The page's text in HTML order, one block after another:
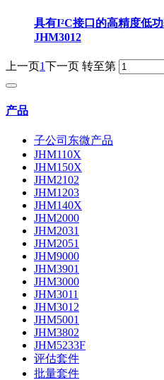
具有I²C接口的高精度低
JHM3012
上一页1下一页 转至第
产品
子公司东微产品
JHM110X
JHM150X
JHM2102
JHM1203
JHM140X
JHM2000
JHM2031
JHM2051
JHM9000
JHM3901
JHM3000
JHM3011
JHM3012
JHM5001
JHM3802
JHM5233F
评估套件
批量套件